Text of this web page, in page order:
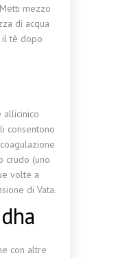
mezzo
di acqua
il tè dopo
allicinico
consentono
crudo (uno
volte a
di Vata.
con altre